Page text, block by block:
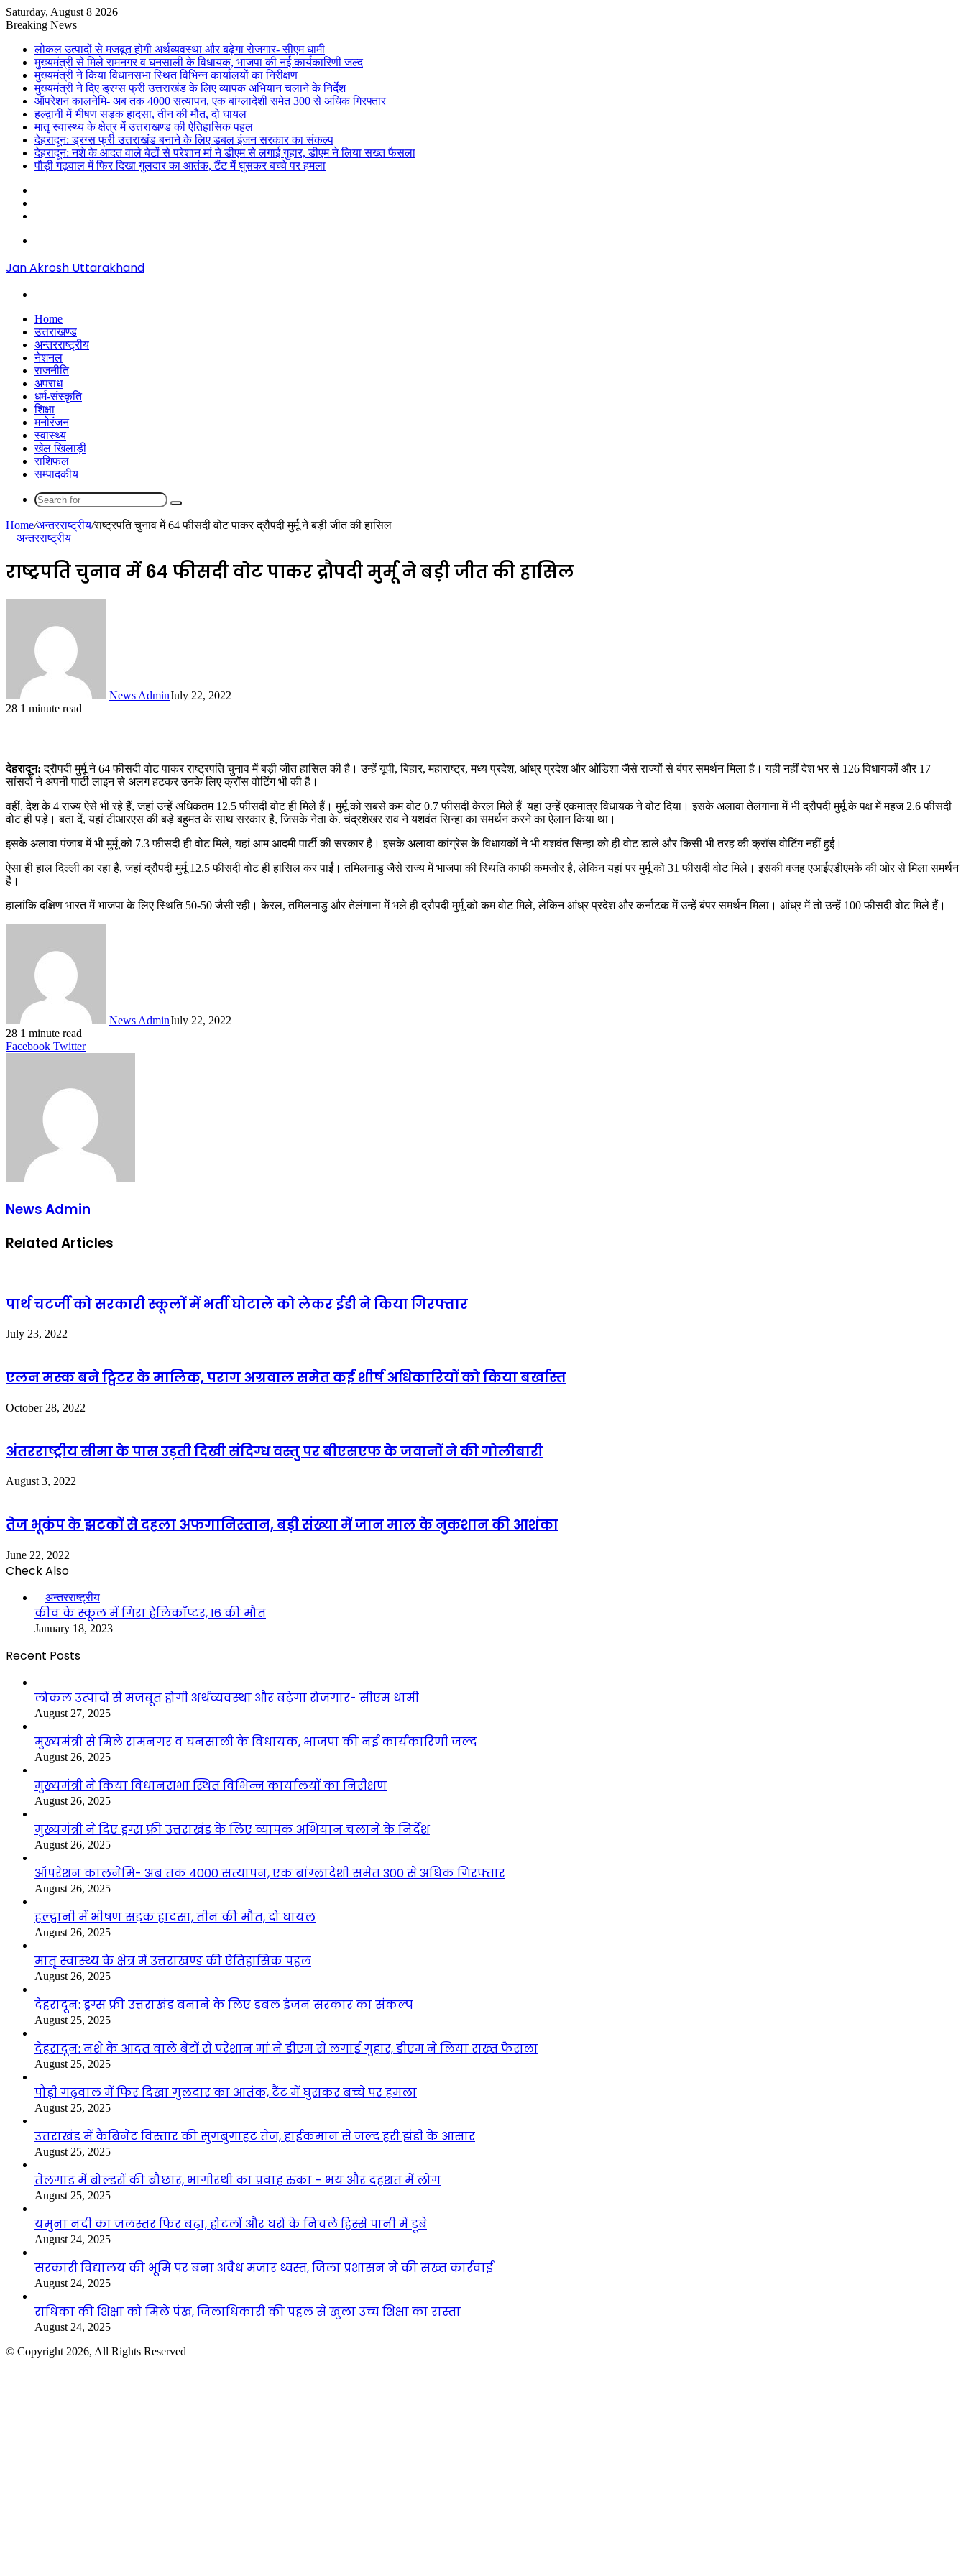
Saturday, August 8 2026
Breaking News
लोकल उत्पादों से मजबूत होगी अर्थव्यवस्था और बढ़ेगा रोजगार- सीएम धामी
मुख्यमंत्री से मिले रामनगर व घनसाली के विधायक, भाजपा की नई कार्यकारिणी जल्द
मुख्यमंत्री ने किया विधानसभा स्थित विभिन्न कार्यालयों का निरीक्षण
मुख्यमंत्री ने दिए ड्रग्स फ्री उत्तराखंड के लिए व्यापक अभियान चलाने के निर्देश
ऑपरेशन कालनेमि- अब तक 4000 सत्यापन, एक बांग्लादेशी समेत 300 से अधिक गिरफ्तार
हल्द्वानी में भीषण सड़क हादसा, तीन की मौत, दो घायल
मातृ स्वास्थ्य के क्षेत्र में उत्तराखण्ड की ऐतिहासिक पहल
देहरादून: ड्रग्स फ्री उत्तराखंड बनाने के लिए डबल इंजन सरकार का संकल्प
देहरादून: नशे के आदत वाले बेटों से परेशान मां ने डीएम से लगाई गुहार, डीएम ने लिया सख्त फैसला
पौड़ी गढ़वाल में फिर दिखा गुलदार का आतंक, टैंट में घुसकर बच्चे पर हमला
Jan Akrosh Uttarakhand
Home
उत्तराखण्ड
अन्तरराष्ट्रीय
नेशनल
राजनीति
अपराध
धर्म-संस्कृति
शिक्षा
मनोरंजन
स्वास्थ्य
खेल खिलाड़ी
राशिफल
सम्पादकीय
Search
for
Home/अन्तरराष्ट्रीय/राष्ट्रपति चुनाव में 64 फीसदी वोट पाकर द्रौपदी मुर्मू ने बड़ी जीत की हासिल
अन्तरराष्ट्रीय
राष्ट्रपति चुनाव में 64 फीसदी वोट पाकर द्रौपदी मुर्मू ने बड़ी जीत की हासिल
News AdminJuly 22, 2022
28 1 minute read
देहरादून: द्रौपदी मुर्मू ने 64 फीसदी वोट पाकर राष्ट्रपति चुनाव में बड़ी जीत हासिल की है। उन्हें यूपी, बिहार, महाराष्ट्र, मध्य प्रदेश, आंध्र प्रदेश और ओडिशा जैसे राज्यों से बंपर समर्थन मिला है। यही नहीं देश भर से 126 विधायकों और 17
सांसदों ने अपनी पार्टी लाइन से अलग हटकर उनके लिए क्रॉस वोटिंग भी की है।
वहीं, देश के 4 राज्य ऐसे भी रहे हैं, जहां उन्हें अधिकतम 12.5 फीसदी वोट ही मिले हैं। मुर्मू को सबसे कम वोट 0.7 फीसदी केरल मिले हैं| यहां उन्हें एकमात्र विधायक ने वोट दिया। इसके अलावा तेलंगाना में भी द्रौपदी मुर्मू के पक्ष में महज 2.6 फीसदी
वोट ही पड़े। बता दें, यहां टीआरएस की बड़े बहुमत के साथ सरकार है, जिसके नेता के. चंद्रशेखर राव ने यशवंत सिन्हा का समर्थन करने का ऐलान किया था।
इसके अलावा पंजाब में भी मुर्मू को 7.3 फीसदी ही वोट मिले, यहां आम आदमी पार्टी की सरकार है। इसके अलावा कांग्रेस के विधायकों ने भी यशवंत सिन्हा को ही वोट डाले और किसी भी तरह की क्रॉस वोटिंग नहीं हुई।
ऐसा ही हाल दिल्ली का रहा है, जहां द्रौपदी मुर्मू 12.5 फीसदी वोट ही हासिल कर पाईं। तमिलनाडु जैसे राज्य में भाजपा की स्थिति काफी कमजोर है, लेकिन यहां पर मुर्मू को 31 फीसदी वोट मिले। इसकी वजह एआईएडीएमके की ओर से मिला समर्थन
है।
हालांकि दक्षिण भारत में भाजपा के लिए स्थिति 50-50 जैसी रही। केरल, तमिलनाडु और तेलंगाना में भले ही द्रौपदी मुर्मू को कम वोट मिले, लेकिन आंध्र प्रदेश और कर्नाटक में उन्हें बंपर समर्थन मिला। आंध्र में तो उन्हें 100 फीसदी वोट मिले हैं।
News AdminJuly 22, 2022
28 1 minute read
Facebook TwitterLinkedIn
Tumblr
Pinterest
Reddit
VKontakte
Share
Print
News Admin
Related Articles
पार्थ चटर्जी को सरकारी स्कूलों में भर्ती घोटाले को लेकर ईडी ने किया गिरफ्तार
July 23, 2022
एलन मस्क बने ट्विटर के मालिक, पराग अग्रवाल समेत कई शीर्ष अधिकारियों को किया बर्खास्त
October 28, 2022
अंतरराष्ट्रीय सीमा के पास उड़ती दिखी संदिग्ध वस्तु पर बीएसएफ के जवानों ने की गोलीबारी
August 3, 2022
तेज भूकंप के झटकों से दहला अफगानिस्तान, बड़ी संख्या में जान माल के नुकशान की आशंका
June 22, 2022
Check Also
अन्तरराष्ट्रीय
कीव के स्कूल में गिरा हेलिकॉप्टर, 16 की मौत
January 18, 2023
Recent Posts
लोकल उत्पादों से मजबूत होगी अर्थव्यवस्था और बढ़ेगा रोजगार- सीएम धामी
August 27, 2025
मुख्यमंत्री से मिले रामनगर व घनसाली के विधायक, भाजपा की नई कार्यकारिणी जल्द
August 26, 2025
मुख्यमंत्री ने किया विधानसभा स्थित विभिन्न कार्यालयों का निरीक्षण
August 26, 2025
मुख्यमंत्री ने दिए ड्रग्स फ्री उत्तराखंड के लिए व्यापक अभियान चलाने के निर्देश
August 26, 2025
ऑपरेशन कालनेमि- अब तक 4000 सत्यापन, एक बांग्लादेशी समेत 300 से अधिक गिरफ्तार
August 26, 2025
हल्द्वानी में भीषण सड़क हादसा, तीन की मौत, दो घायल
August 26, 2025
मातृ स्वास्थ्य के क्षेत्र में उत्तराखण्ड की ऐतिहासिक पहल
August 26, 2025
देहरादून: ड्रग्स फ्री उत्तराखंड बनाने के लिए डबल इंजन सरकार का संकल्प
August 25, 2025
देहरादून: नशे के आदत वाले बेटों से परेशान मां ने डीएम से लगाई गुहार, डीएम ने लिया सख्त फैसला
August 25, 2025
पौड़ी गढ़वाल में फिर दिखा गुलदार का आतंक, टैंट में घुसकर बच्चे पर हमला
August 25, 2025
उत्तराखंड में कैबिनेट विस्तार की सुगबुगाहट तेज, हाईकमान से जल्द हरी झंडी के आसार
August 25, 2025
तेलगाड में बोल्डरों की बौछार, भागीरथी का प्रवाह रुका – भय और दहशत में लोग
August 25, 2025
यमुना नदी का जलस्तर फिर बढ़ा, होटलों और घरों के निचले हिस्से पानी में डूबे
August 24, 2025
सरकारी विद्यालय की भूमि पर बना अवैध मजार ध्वस्त, जिला प्रशासन ने की सख्त कार्रवाई
August 24, 2025
राधिका की शिक्षा को मिले पंख, जिलाधिकारी की पहल से खुला उच्च शिक्षा का रास्ता
August 24, 2025
© Copyright 2026, All Rights Reserved